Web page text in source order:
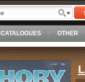
CATALOGUES OTHER